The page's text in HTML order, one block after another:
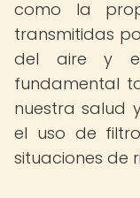
como la
transmitidas
del aire y
fundamental
nuestra salud
el uso de
situaciones de